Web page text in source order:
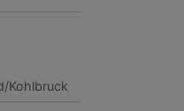
Kohlbruck